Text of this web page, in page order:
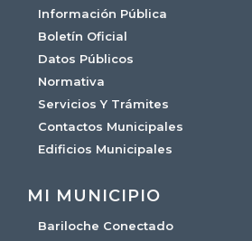
Información Pública
Boletín Oficial
Datos Públicos
Normativa
Servicios Y Trámites
Contactos Municipales
Edificios Municipales
MI MUNICIPIO
Bariloche Conectado